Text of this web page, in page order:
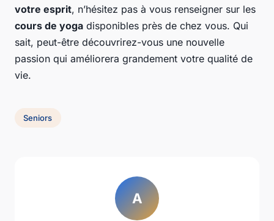
votre esprit, n’hésitez pas à vous renseigner sur les
cours de yoga disponibles près de chez vous. Qui
sait, peut-être découvrirez-vous une nouvelle
passion qui améliorera grandement votre qualité de
vie.
Seniors
A